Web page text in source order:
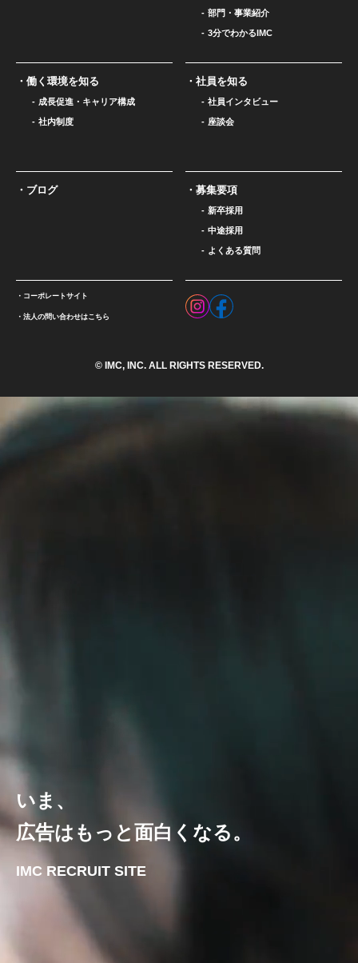
部門・事業紹介
3分でわかるIMC
働く環境を知る
成長促進・キャリア構成
社内制度
社員を知る
社員インタビュー
座談会
ブログ 募集要項
新卒採用
中途採用
よくある質問
コーポレートサイト
法人の問い合わせはこちら
© IMC, INC. ALL RIGHTS RESERVED.
いま、
広告はもっと面白くなる。
IMC RECRUIT SITE